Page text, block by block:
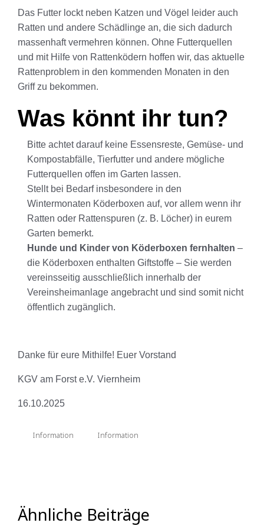
Das Futter lockt neben Katzen und Vögel leider auch
Ratten und andere Schädlinge an, die sich dadurch
massenhaft vermehren können. Ohne Futterquellen
und mit Hilfe von Rattenködern hoffen wir, das aktuelle
Rattenproblem in den kommenden Monaten in den
Griff zu bekommen.
Was könnt ihr tun?
Bitte achtet darauf keine Essensreste, Gemüse- und
Kompostabfälle, Tierfutter und andere mögliche
Futterquellen offen im Garten lassen.
Stellt bei Bedarf insbesondere in den
Wintermonaten Köderboxen auf, vor allem wenn ihr
Ratten oder Rattenspuren (z. B. Löcher) in eurem
Garten bemerkt.
Hunde und Kinder von Köderboxen fernhalten –
die Köderboxen enthalten Giftstoffe – Sie werden
vereinsseitig ausschließlich innerhalb der
Vereinsheimanlage angebracht und sind somit nicht
öffentlich zugänglich.
Danke für eure Mithilfe! Euer Vorstand
KGV am Forst e.V. Viernheim
16.10.2025
Information Information
Ähnliche Beiträge